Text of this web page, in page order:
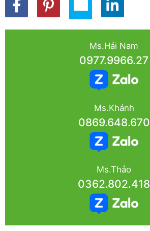
Ms.Hải Nam
0977.9966.27
Ms.Khánh
0869.648.670
Ms.Thảo
0362.802.418